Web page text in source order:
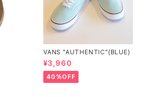
VANS "AUTHENTIC"(BLUE)
¥3,960
40%OFF